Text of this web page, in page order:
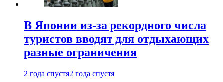
В Японии из-за рекордного числа
туристов вводят для отдыхающих
разные ограничения
2 года спустя2 года спустя